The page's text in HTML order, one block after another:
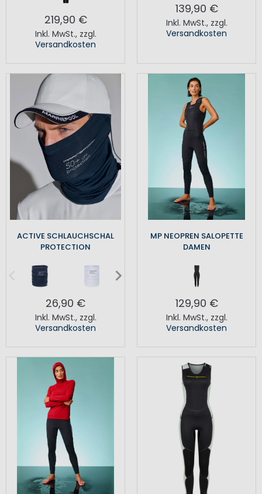
219,90 €
Inkl. MwSt., zzgl.
Versandkosten
139,90 €
Inkl. MwSt., zzgl.
Versandkosten
ACTIVE SCHLAUCHSCHAL
PROTECTION
26,90 €
Inkl. MwSt., zzgl.
Versandkosten
MP NEOPREN SALOPETTE
DAMEN
129,90 €
Inkl. MwSt., zzgl.
Versandkosten